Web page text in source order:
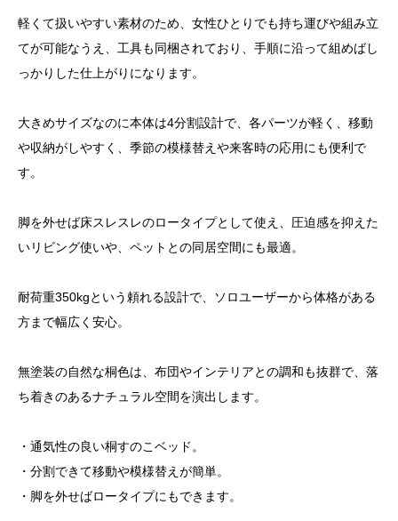
軽くて扱いやすい素材のため、女性ひとりでも持ち運びや組み立
てが可能なうえ、工具も同梱されており、手順に沿って組めばし
っかりした仕上がりになります。
大きめサイズなのに本体は4分割設計で、各パーツが軽く、移動
や収納がしやすく、季節の模様替えや来客時の応用にも便利で
す。
脚を外せば床スレスレのロータイプとして使え、圧迫感を抑えた
いリビング使いや、ペットとの同居空間にも最適。
耐荷重350kgという頼れる設計で、ソロユーザーから体格がある
方まで幅広く安心。
無塗装の自然な桐色は、布団やインテリアとの調和も抜群で、落
ち着きのあるナチュラル空間を演出します。
・通気性の良い桐すのこベッド。
・分割できて移動や模様替えが簡単。
・脚を外せばロータイプにもできます。